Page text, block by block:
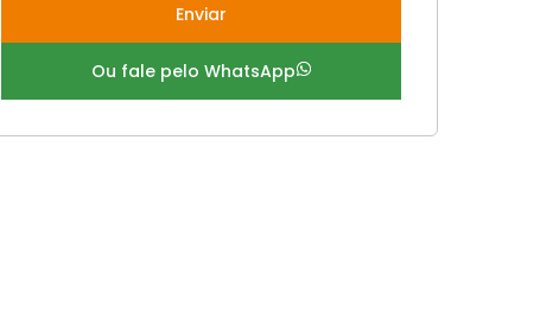
Enviar
Ou fale pelo WhatsApp